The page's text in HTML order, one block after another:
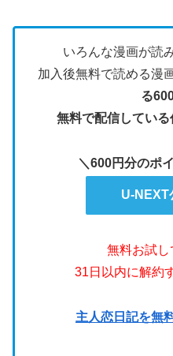
いろんな漫画が読
加入後無料で読める漫
る
無料で配信してい
＼600円分のポ
U-NEXT
無料お試し
31日以内に解約
主人恋日記を無